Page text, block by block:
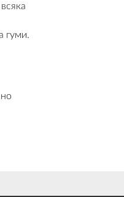
гуми.